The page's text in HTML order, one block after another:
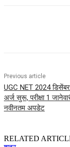
Previous article
UGC NET 2024 डिसेंबर
अर्ज सुरू, परीक्षा 1
नवीनतम अपडेट
RELATED